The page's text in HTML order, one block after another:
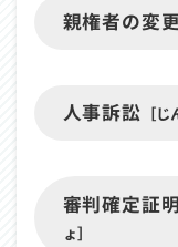
親権者の変
人事訴訟 ［
審判確定証
ょ］